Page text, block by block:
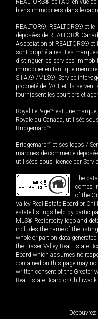
REALTORS® de l'ACI en vue
biens immobiliers dans le
REALTOR®, REALTORS® et
déposées de REALTOR®
Association of REALTORS® et
sont propriétaires. Les
distinguer les services
immobilier en tant que
S.I.A.® /MLS®, Service inter-
propriété de l'ACI, et ils
fournissent les courtiers et
Royal LePageMD est une marque
Royale du Canada, utilisée
BridgemarqMD.
BridgemarqMD et ses logos /
marques de commerce
utilisées sous licence par
The
comes
of the
Valley Real Estate Board or
estate listings held by
MLS® Reciprocity logo and
includes the name of the
whole or part on data
the Fraser Valley Real Estate
Board which assumes no
contained on this page may
written consent of the Greater
Real Estate Board or